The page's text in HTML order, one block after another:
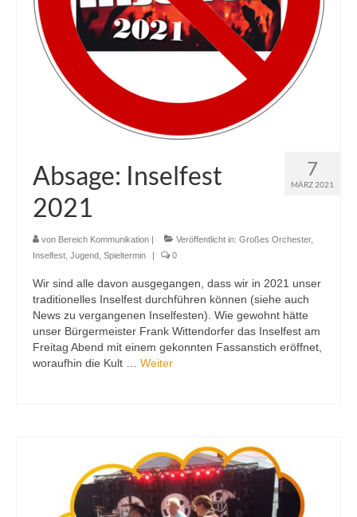
7
MÄRZ 2021
Absage: Inselfest
2021
von Bereich Kommunikation Veröffentlicht in: Großes Orchester,
Inselfest Jugend Spieltermin 0
Wir sind alle davon ausgegangen, dass wir in 2021 unser
traditionelles Inselfest durchführen können (siehe auch
News zu vergangenen Inselfesten). Wie gewohnt hätte
unser Bürgermeister Frank Wittendorfer das Inselfest am
Freitag Abend mit einem gekonnten Fassanstich eröffnet,
woraufhin die Kult … Weiter